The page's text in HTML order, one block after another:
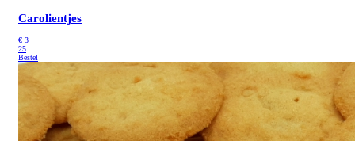
Carolientjes
€ 3
25
Bestel